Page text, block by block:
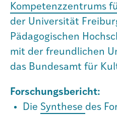
Personen
Agenda
Institut
Kompetenzzentrums
der Universität
Pädagogischen
mit der freundlichen
das Bundesamt für
Forschungsbericht:
Die Synthese des